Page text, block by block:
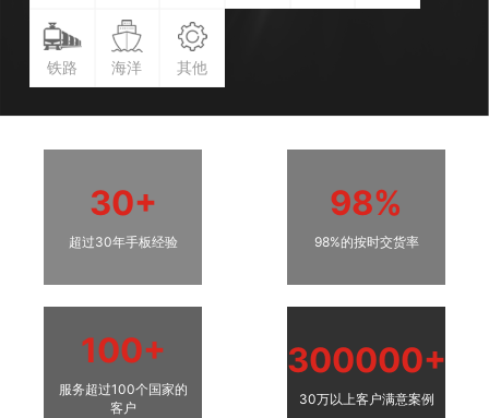
铁路 海洋 其他
30+
超过30年手板经验
98%
98%的按时交货率
100+
服务超过100个国家的
客户
300000+
30万以上客户满意案例